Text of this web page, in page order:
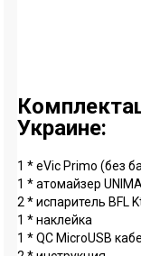
Украине:
1 * eVic Primo (без
1 * атомайзер
2 * испаритель BFL
1 * наклейка
1 * QC MicroUSB